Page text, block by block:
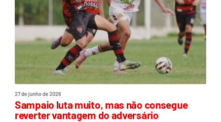
27 de junho de 2026
Sampaio luta muito, mas não consegue
reverter vantagem do adversário